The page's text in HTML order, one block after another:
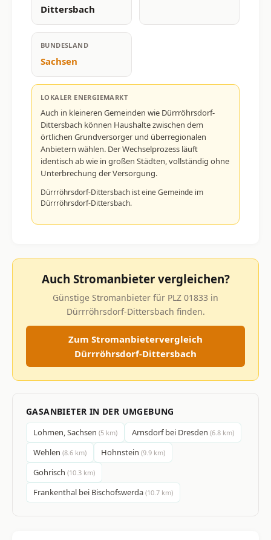
Dittersbach
BUNDESLAND
Sachsen
LOKALER ENERGIEMARKT
Auch in kleineren Gemeinden wie Dürrröhrsdorf-
Dittersbach können Haushalte zwischen dem
örtlichen Grundversorger und überregionalen
Anbietern wählen. Der Wechselprozess läuft
identisch ab wie in großen Städten, vollständig ohne
Unterbrechung der Versorgung.
Dürrröhrsdorf-Dittersbach ist eine Gemeinde im
Dürrröhrsdorf-Dittersbach.
Auch Stromanbieter vergleichen?
Günstige Stromanbieter für PLZ 01833 in
Dürrröhrsdorf-Dittersbach finden.
Zum Stromanbietervergleich
Dürrröhrsdorf-Dittersbach
GASANBIETER IN DER UMGEBUNG
Lohmen, Sachsen (5 km) Arnsdorf bei Dresden (6.8 km)
Wehlen (8.6 km) Hohnstein (9.9 km)
Gohrisch (10.3 km)
Frankenthal bei Bischofswerda (10.7 km)